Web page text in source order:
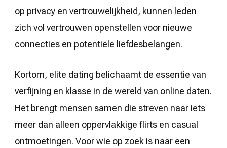
op privacy en vertrouwelijkheid, kunnen leden
zich vol vertrouwen openstellen voor nieuwe
connecties en potentiële liefdesbelangen.
Kortom, elite dating belichaamt de essentie van
verfijning en klasse in de wereld van online daten.
Het brengt mensen samen die streven naar iets
meer dan alleen oppervlakkige flirts en casual
ontmoetingen. Voor wie op zoek is naar een